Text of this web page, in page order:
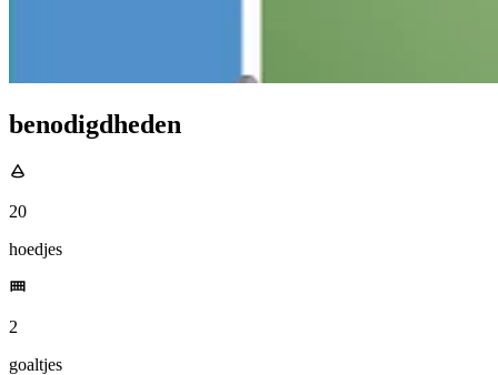
benodigdheden
20
hoedjes
2
goaltjes